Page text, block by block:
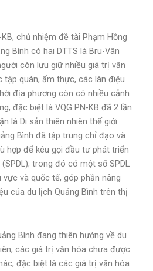
chủ nhiệm đề tài Phạm Hồng
Bình có hai DTTS là Bru-Vân
còn lưu giữ nhiều giá trị văn
tập quán, ẩm thực, các làn điệu
địa phương còn có nhiều cảnh
đặc biệt là VQG PN-KB đã 2 lần
là Di sản thiên nhiên thế giới.
Bình đã tập trung chỉ đạo và
hợp để kêu gọi đầu tư phát triển
trong đó có một số SPDL
và quốc tế, góp phần nâng
của du lịch Quảng Bình trên thị
Bình đang thiên hướng về du
các giá trị văn hóa chưa được
đặc biệt là các giá trị văn hóa